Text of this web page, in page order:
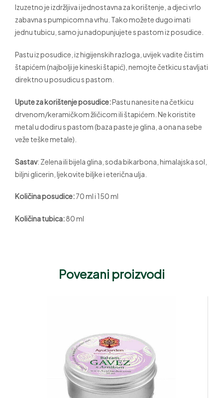
Izuzetno je izdržljiva i jednostavna za korištenje, a djeci vrlo
zabavna s pumpicom na vrhu. Tako možete dugo imati
jednu tubicu, samo ju nadopunjujete s pastom iz posudice.
Pastu iz posudice, iz higijenskih razloga, uvijek vadite čistim
štapićem (najbolji je kineski štapić), nemojte četkicu stavljati
direktno u posudicu s pastom.
Upute za korištenje posudice:Pastu nanesite na četkicu
drvenom/keramičkom žličicom ili štapićem. Ne koristite
metal u dodiru s pastom (baza paste je glina, a ona na sebe
veže teške metale).
Sastav: Zelena ili bijela glina, soda bikarbona, himalajska sol,
biljni glicerin, ljekovite biljke i eterična ulja.
Količina posudice:70 ml i 150 ml
Količina tubica:80 ml
Povezani proizvodi